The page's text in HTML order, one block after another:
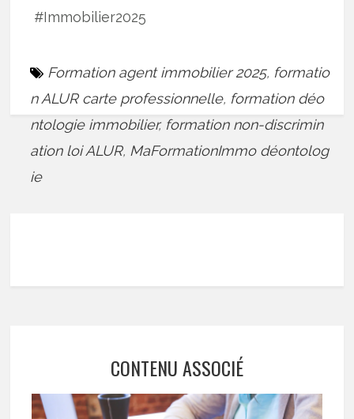
#Immobilier2025
Formation agent immobilier 2025, formatio
n ALUR carte professionnelle, formation déo
ntologie immobilier, formation non-discrimin
ation loi ALUR, MaFormationImmo déontolog
ie
CONTENU ASSOCIÉ